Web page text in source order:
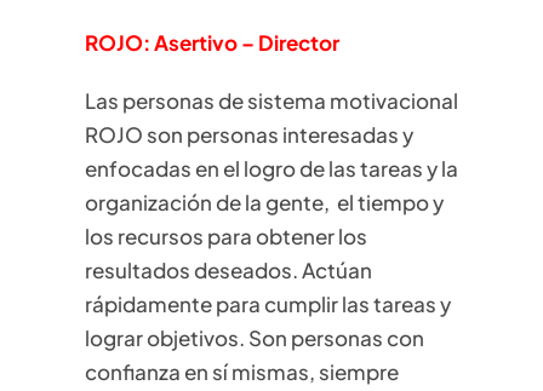
ROJO: Asertivo – Director
Las personas de sistema motivacional
ROJO son personas interesadas y
enfocadas en el logro de las tareas y la
organización de la gente, el tiempo y
los recursos para obtener los
resultados deseados. Actúan
rápidamente para cumplir las tareas y
lograr objetivos. Son personas con
confianza en sí mismas, siempre